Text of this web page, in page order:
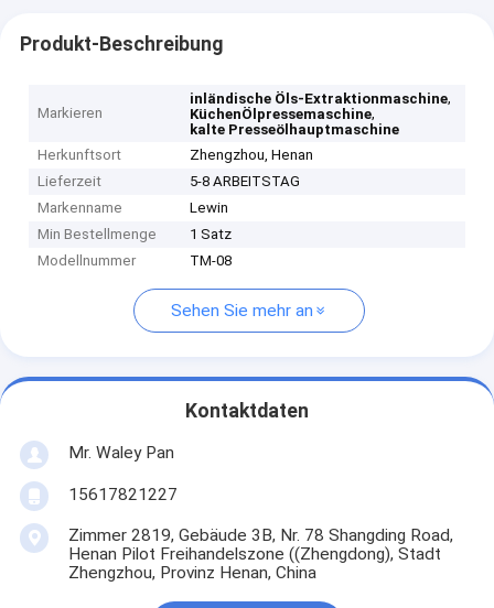
Produkt-Beschreibung
Markieren
inländische Öls-Extraktionmaschine,
KüchenÖlpressemaschine,
kalte Presseölhauptmaschine
Herkunftsort
Zhengzhou, Henan
Lieferzeit
5-8 ARBEITSTAG
Markenname
Lewin
Min Bestellmenge
1 Satz
Modellnummer
TM-08
Sehen Sie mehr an
Kontaktdaten
Mr. Waley Pan
15617821227
Zimmer 2819, Gebäude 3B, Nr. 78 Shangding Road,
Henan Pilot Freihandelszone ((Zhengdong), Stadt
Zhengzhou, Provinz Henan, China